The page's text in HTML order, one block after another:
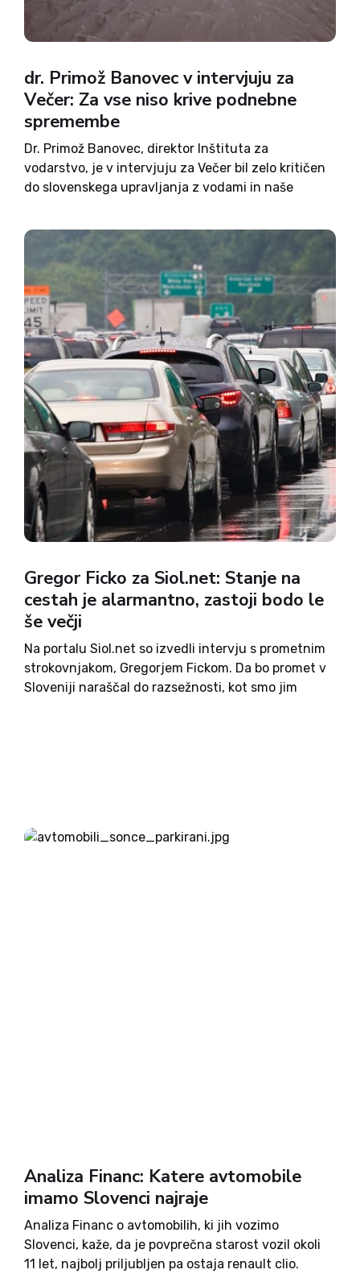
dr. Primož Banovec v intervjuju za
Večer: Za vse niso krive podnebne
spremembe
Dr. Primož Banovec, direktor Inštituta za
vodarstvo, je v intervjuju za Večer bil zelo kritičen
do slovenskega upravljanja z vodami in naše
desetletij odrivanja omenjenega problema. Storili
nismo ničesar. Vsi bi le...
Gregor Ficko za Siol.net: Stanje na
cestah je alarmantno, zastoji bodo le
še večji
Na portalu Siol.net so izvedli intervju s prometnim
strokovnjakom, Gregorjem Fickom. Da bo promet v
Sloveniji naraščal do razsežnosti, kot smo jim
Analiza Financ: Katere avtomobile
imamo Slovenci najraje
Analiza Financ o avtomobilih, ki jih vozimo
Slovenci, kaže, da je povprečna starost vozil okoli
11 let, najbolj priljubljen pa ostaja renault clio.